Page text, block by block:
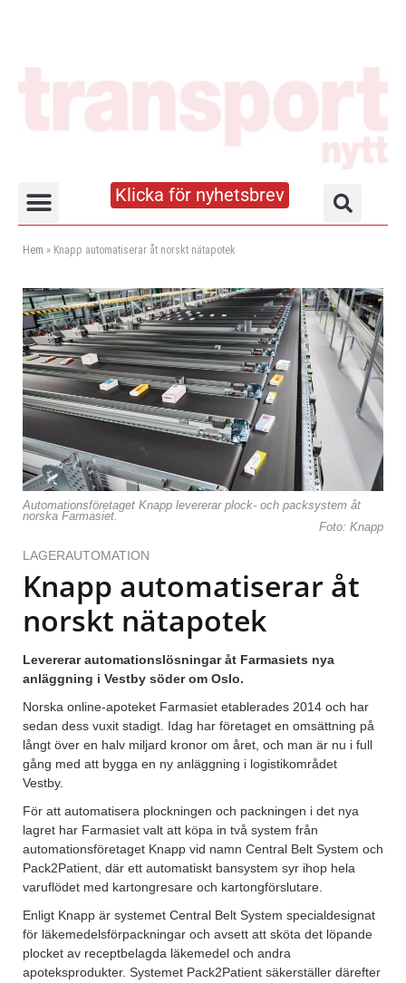
Klicka för nyhetsbrev
Hem » Knapp automatiserar åt norskt nätapotek
Automationsföretaget Knapp levererar plock- och packsystem åt
norska Farmasiet.
Foto: Knapp
LAGERAUTOMATION
Knapp automatiserar åt
norskt nätapotek
Levererar automationslösningar åt Farmasiets nya
anläggning i Vestby söder om Oslo.
Norska online-apoteket Farmasiet etablerades 2014 och har
sedan dess vuxit stadigt. Idag har företaget en omsättning på
långt över en halv miljard kronor om året, och man är nu i full
gång med att bygga en ny anläggning i logistikområdet
Vestby.
För att automatisera plockningen och packningen i det nya
lagret har Farmasiet valt att köpa in två system från
automationsföretaget Knapp vid namn Central Belt System och
Pack2Patient, där ett automatiskt bansystem syr ihop hela
varuflödet med kartongresare och kartongförslutare.
Enligt Knapp är systemet Central Belt System specialdesignat
för läkemedelsförpackningar och avsett att sköta det löpande
plocket av receptbelagda läkemedel och andra
apoteksprodukter. Systemet Pack2Patient säkerställer därefter